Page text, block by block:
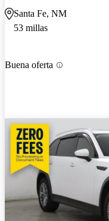
Santa Fe, NM
53 millas
Buena oferta